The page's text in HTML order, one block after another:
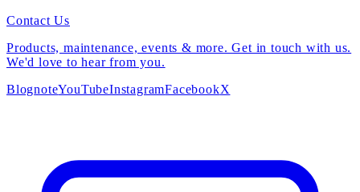
Contact Us
Products, maintenance, events & more. Get in touch with us.
We'd love to hear from you.
BlognoteYouTubeInstagramFacebookX